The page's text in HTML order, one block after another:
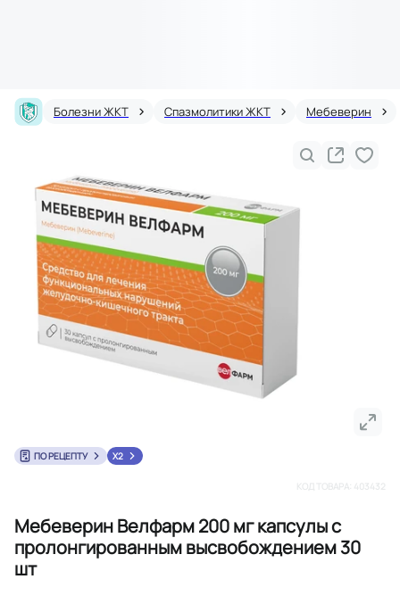
Болезни ЖКТ Спазмолитики ЖКТ Мебеверин
Мебеверин Велфарм 200 мг капсулы с
пролонгированным высвобождением 30
шт
ПО РЕЦЕПТУ X2